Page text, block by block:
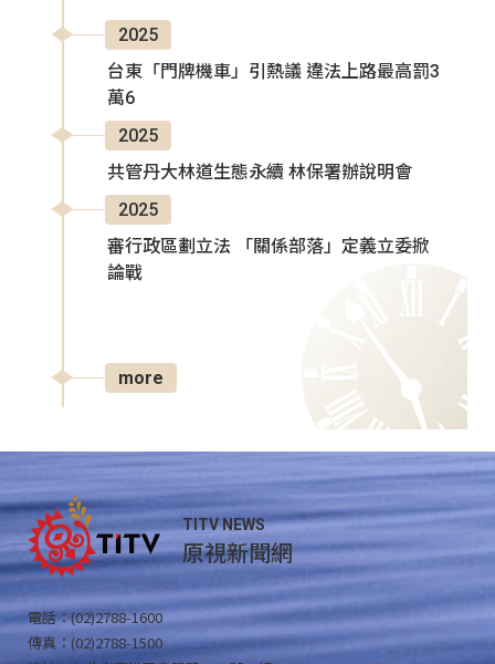
2025
台東「門牌機車」引熱議 違法上路最高罰3
萬6
2025
共管丹大林道生態永續 林保署辦說明會
2025
審行政區劃立法 「關係部落」定義立委掀
論戰
more
TITV NEWS
原視新聞網
電話：(02)2788-1600
傳真：(02)2788-1500